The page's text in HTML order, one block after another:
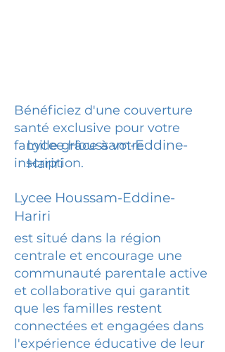
Bénéficiez d'une couverture
santé exclusive pour votre
famille grâce à votre
inscription.
Lycee Houssam-Eddine-
Hariri
Lycee Houssam-Eddine-
Hariri
est situé dans la région
centrale et encourage une
communauté parentale active
et collaborative qui garantit
que les familles restent
connectées et engagées dans
l'expérience éducative de leur